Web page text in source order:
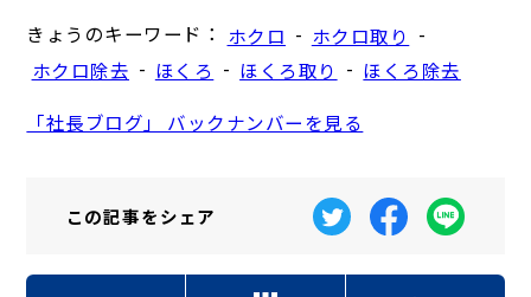
きょうのキーワード： ホクロ - ホクロ取り -
ホクロ除去 - ほくろ - ほくろ取り - ほくろ除去
「社長ブログ」 バックナンバーを見る
この記事をシェア